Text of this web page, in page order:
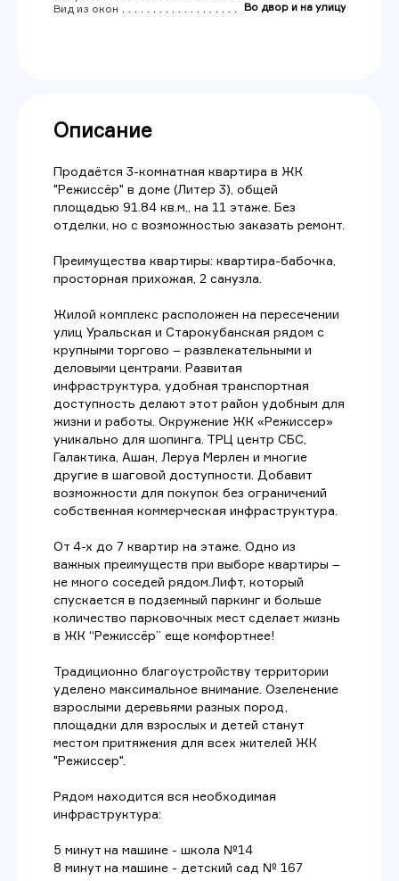
Вид из окон
Во двор и на улицу
Описание
Продаётся 3-комнатная квартира в ЖК
"Режиссёр" в доме (Литер 3), общей
площадью 91.84 кв.м., на 11 этаже. Без
отделки, но с возможностью заказать ремонт.
Преимущества квартиры: квартира-бабочка,
просторная прихожая, 2 санузла.
Жилой комплекс расположен на пересечении
улиц Уральская и Старокубанская рядом с
крупными торгово – развлекательными и
деловыми центрами. Развитая
инфраструктура, удобная транспортная
доступность делают этот район удобным для
жизни и работы. Окружение ЖК «Режиссер»
уникально для шопинга. ТРЦ центр СБС,
Галактика, Ашан, Леруа Мерлен и многие
другие в шаговой доступности. Добавит
возможности для покупок без ограничений
собственная коммерческая инфраструктура.
От 4-х до 7 квартир на этаже. Одно из
важных преимуществ при выборе квартиры –
не много соседей рядом.Лифт, который
спускается в подземный паркинг и больше
количество парковочных мест сделает жизнь
в ЖК “Режиссёр” еще комфортнее!
Традиционно благоустройству территории
уделено максимальное внимание. Озеленение
взрослыми деревьями разных пород,
площадки для взрослых и детей станут
местом притяжения для всех жителей ЖК
"Режиссер".
Рядом находится вся необходимая
инфраструктура:
5 минут на машине - школа №14
8 минут на машине - детский сад № 167